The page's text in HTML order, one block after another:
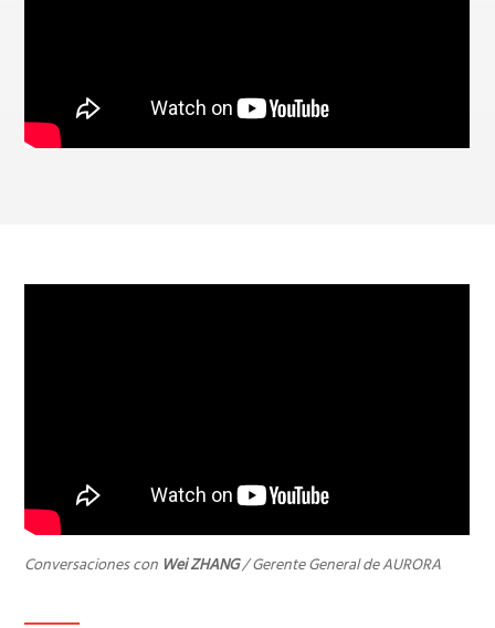
Conversaciones con Wei ZHANG/ Gerente General de AURORA